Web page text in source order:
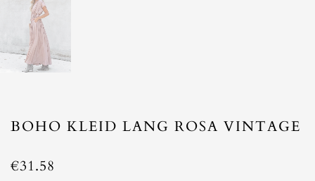
BOHO KLEID LANG ROSA VINTAGE
€31.58